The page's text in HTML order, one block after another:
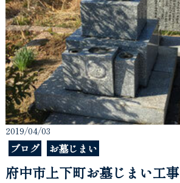
2019/04/03
ブログ お墓じまい
府中市上下町お墓じまい工事